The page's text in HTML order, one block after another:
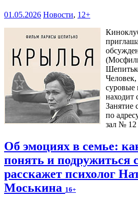
01.05.2026 Новости, 12+
суровые
находит
Занятие
по
зал № 12
Об эмоциях в семье:
понять и подружиться
расскажет психолог
Моськина 16+